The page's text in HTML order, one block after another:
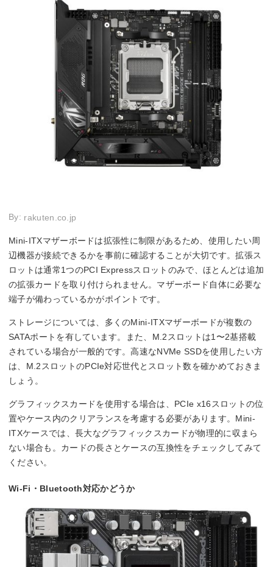
By: rakuten.co.jp
Mini-ITXマザーボードは拡張性に制限があるため、使用したい周
辺機器が接続できるかを事前に確認することが大切です。拡張ス
ロットは通常1つのPCI Expressスロットのみで、ほとんどは追加
の拡張カードを取り付けられません。マザーボード自体に必要な
端子が備わっているかがポイントです。
ストレージについては、多くのMini-ITXマザーボードが複数の
SATAポートを有しています。また、M.2スロットは1〜2基搭載
されている場合が一般的です。高速なNVMe SSDを使用したい方
は、M.2スロットのPCIe対応世代とスロット数を確かめておきま
しょう。
グラフィックスカードを使用する場合は、PCIe x16スロットの位
置やケース内のクリアランスを考慮する必要があります。Mini-
ITXケースでは、長大なグラフィックスカードが物理的に収まら
ない場合も。カードの長さとケースの互換性をチェックしてみて
ください。
Wi-Fi・Bluetooth対応かどうか